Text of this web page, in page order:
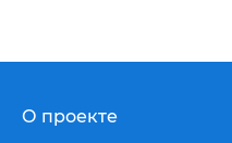
О проекте